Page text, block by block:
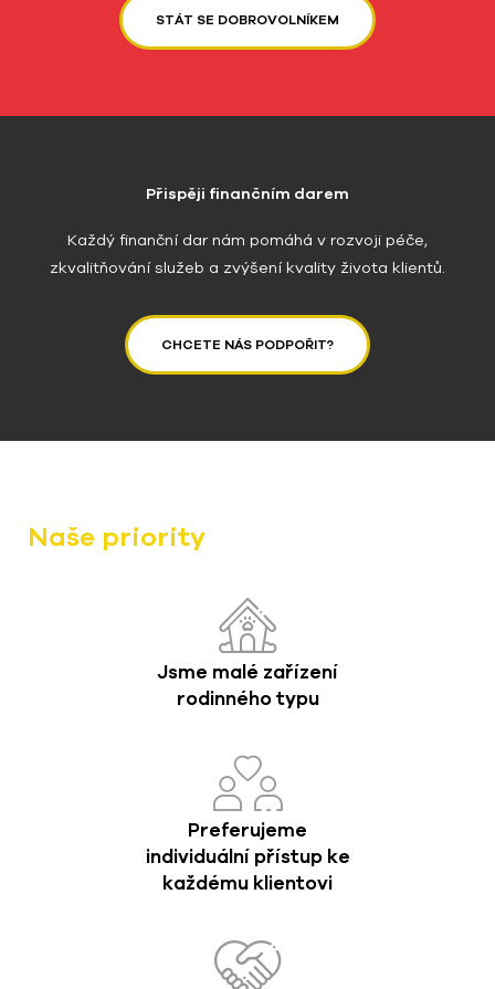
STÁT SE DOBROVOLNÍKEM
Přispěji finančním darem
Každý finanční dar nám pomáhá v rozvoji péče,
zkvalitňování služeb a zvýšení kvality života klientů.
CHCETE NÁS PODPOŘIT?
Naše priority
Jsme malé zařízení
rodinného typu
Preferujeme
individuální přístup ke
každému klientovi